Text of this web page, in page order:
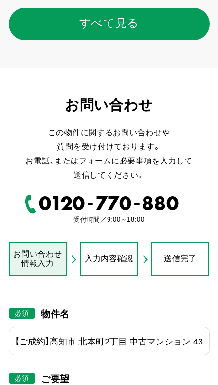
すべて見る
お問い合わせ
この物件に関するお問い合わせや
質問を受け付けております。
お電話、またはフォームに必要事項を入力して
送信してください。
0120-770-880
受付時間／9:00～18:00
お問い合わせ
情報入力
入力内容確認 送信完了
物件名
ご要望